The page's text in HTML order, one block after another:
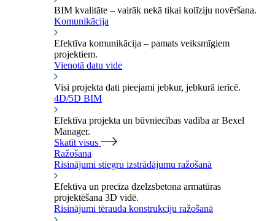
BIM kvalitāte – vairāk nekā tikai kolīziju novēršana.
Komunikācija
Efektīva komunikācija – pamats veiksmīgiem
projektiem.
Vienotā datu vide
Visi projekta dati pieejami jebkur, jebkurā ierīcē.
4D/5D BIM
Efektīva projekta un būvniecības vadība ar Bexel
Manager.
Skatīt visus
Ražošana
Risinājumi stiegru izstrādājumu ražošanā
Efektīva un precīza dzelzsbetona armatūras
projektēšana 3D vidē.
Risinājumi tērauda konstrukciju ražošanā